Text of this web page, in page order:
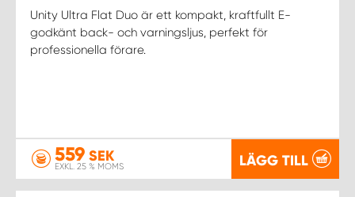
Unity Ultra Flat Duo är ett kompakt, kraftfullt E-
godkänt back- och varningsljus, perfekt för
professionella förare.
559 SEK
EXKL. 25 % MOMS LÄGG TILL